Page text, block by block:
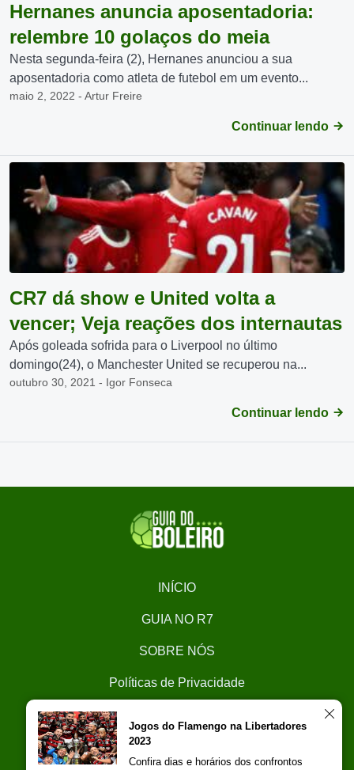
Hernanes anuncia aposentadoria:
relembre 10 golaços do meia
Nesta segunda-feira (2), Hernanes anunciou a sua
aposentadoria como atleta de futebol em um evento...
maio 2, 2022 - Artur Freire
Continuar lendo
CR7 dá show e United volta a
vencer; Veja reações dos internautas
Após goleada sofrida para o Liverpool no último
domingo(24), o Manchester United se recuperou na...
outubro 30, 2021 - Igor Fonseca
Continuar lendo
INÍCIO
GUIA NO R7
SOBRE NÓS
Políticas de Privacidade
Trabalhe Conosco
Jogos do Flamengo na Libertadores
2023
Confira dias e horários dos confrontos